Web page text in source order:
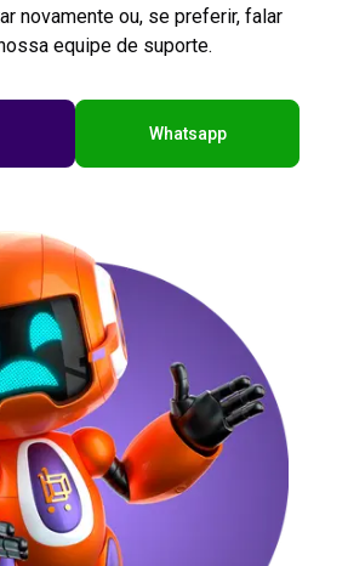
novamente ou, se preferir, falar
equipe de suporte.
Whatsapp